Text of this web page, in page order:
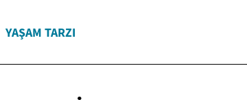
YAŞAM TARZI